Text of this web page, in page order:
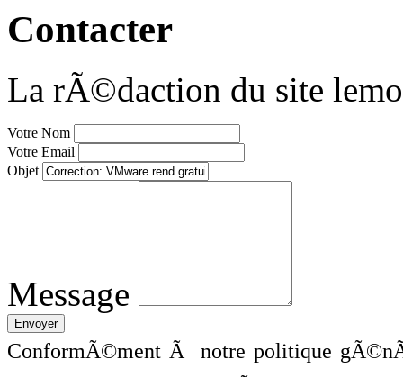
Contacter
La rÃ©daction du site
Votre Nom
Votre Email
Objet
Message
ConformÃ©ment Ã notre politique